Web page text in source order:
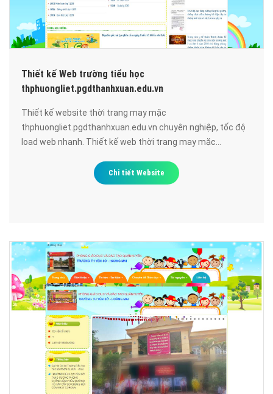
Thiết kế Web trường tiểu học
thphuongliet.pgdthanhxuan.edu.vn
Thiết kế website thời trang may mặc
thphuongliet.pgdthanhxuan.edu.vn chuyên nghiệp, tốc độ
load web nhanh. Thiết kế web thời trang may mặc
bảo mật cao, uy tín, chất lượng.
Chi tiết Website